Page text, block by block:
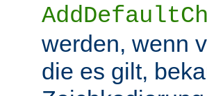
werden, wenn
die es gilt,